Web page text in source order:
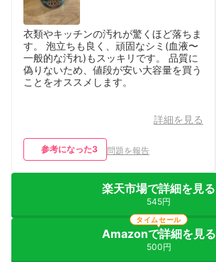
衣類やキッチンの汚れが驚くほど落ちま
す。 泡立ちも良く、頑固なシミ(血液〜
一般的な汚れ)もスッキリです。 品質に
偽りないため、値段が安い大容量を買う
ことをオススメします。
詳細を見る
参考になった3 問題を報告
楽天市場で詳細を見る
545円
Amazonで詳細を見る
500円
タイムセール